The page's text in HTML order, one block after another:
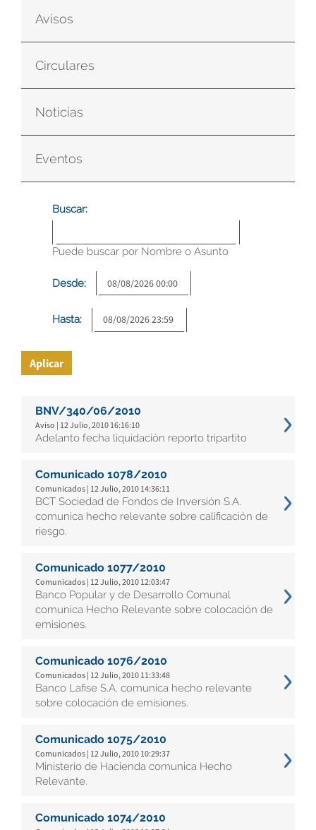
Avisos
Circulares
Noticias
Eventos
Buscar:
Puede buscar por Nombre o Asunto
Desde:
Hasta:
Aplicar
BNV/340/06/2010
Aviso | 12 Julio, 2010 16:16:10
Adelanto fecha liquidación reporto tripartito
Comunicado 1078/2010
Comunicados | 12 Julio, 2010 14:36:11
BCT Sociedad de Fondos de Inversión S.A.
comunica hecho relevante sobre calificación de
riesgo.
Comunicado 1077/2010
Comunicados | 12 Julio, 2010 12:03:47
Banco Popular y de Desarrollo Comunal
comunica Hecho Relevante sobre colocación de
emisiones.
Comunicado 1076/2010
Comunicados | 12 Julio, 2010 11:33:48
Banco Lafise S.A. comunica hecho relevante
sobre colocación de emisiones.
Comunicado 1075/2010
Comunicados | 12 Julio, 2010 10:29:37
Ministerio de Hacienda comunica Hecho
Relevante.
Comunicado 1074/2010